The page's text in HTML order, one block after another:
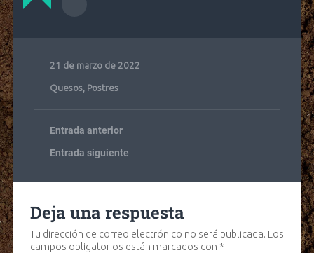
21 de marzo de 2022
Quesos, Postres
Entrada anterior
Entrada siguiente
Deja una respuesta
Tu dirección de correo electrónico no será publicada. Los
campos obligatorios están marcados con *